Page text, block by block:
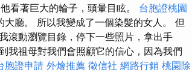
看著巨大的輪子，頭暈目眩。 台胞證桃園
廳。 所以我變成了一個染髮的女人。 但
滾動瀏覽目錄，停下一些照片，拿出手
我祖母對我們會照顧它的信心，因為我們
胞證申請 外燴推薦 徵信社 網路行銷 桃園除